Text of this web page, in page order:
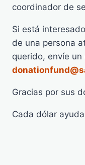
coordinador de
Si está
de una persona
querido, envíe
Gracias por sus
Cada dólar